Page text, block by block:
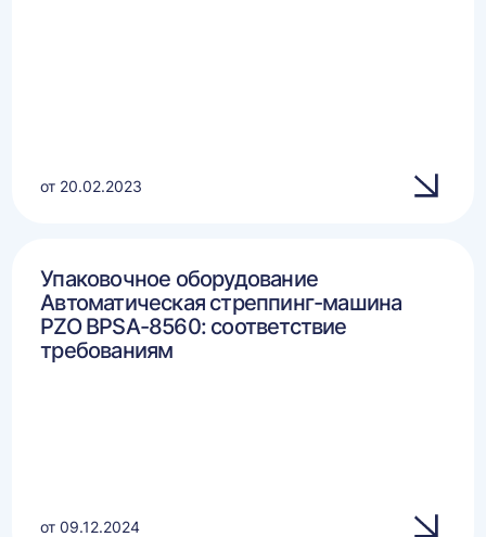
от 20.02.2023
Упаковочное оборудование
Автоматическая стреппинг-машина
PZO BPSA-8560: соответствие
требованиям
от 09.12.2024